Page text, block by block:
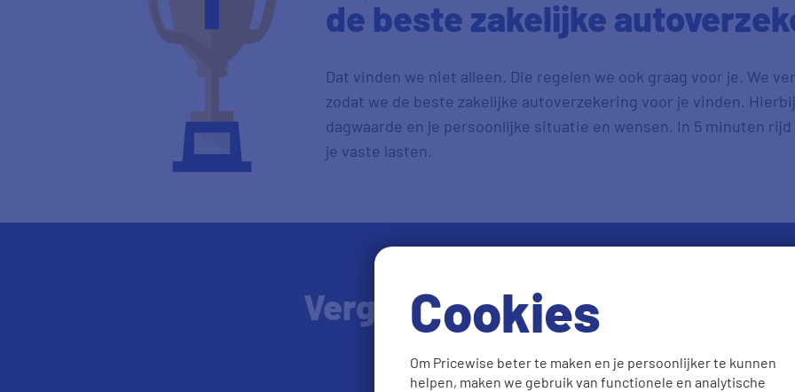
Cookies
Om Pricewise beter te maken en je persoonlijker te kunnen
helpen, maken we gebruik van functionele en analytische
de beste zakelijke
Dat vinden we niet alleen. Die regelen we ook graag voor je. We
zodat we de beste zakelijke autoverzekering voor je vinden.
dagwaarde en je persoonlijke situatie en wensen. In 5 minuten
je vaste lasten.
Vergelijk zakelijke